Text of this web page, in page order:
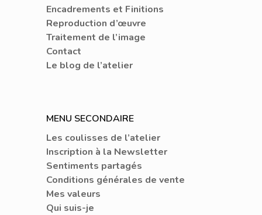
Encadrements et Finitions
Reproduction d’œuvre
Traitement de l’image
Contact
Le blog de l’atelier
MENU SECONDAIRE
Les coulisses de l’atelier
Inscription à la Newsletter
Sentiments partagés
Conditions générales de vente
Mes valeurs
Qui suis-je